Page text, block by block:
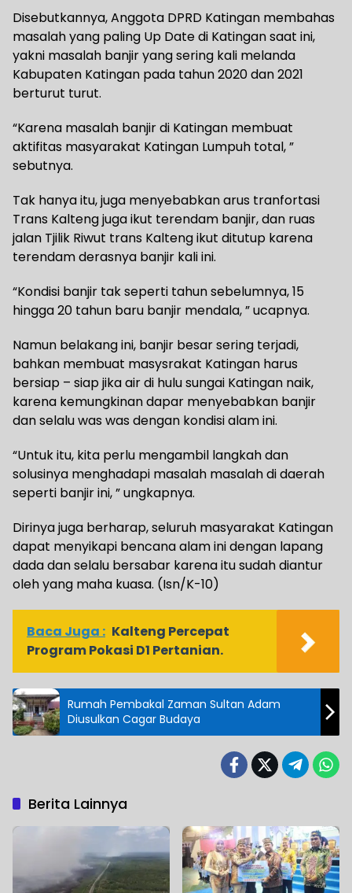
Disebutkannya, Anggota DPRD Katingan membahas
masalah yang paling Up Date di Katingan saat ini,
yakni masalah banjir yang sering kali melanda
Kabupaten Katingan pada tahun 2020 dan 2021
berturut turut.
“Karena masalah banjir di Katingan membuat
aktifitas masyarakat Katingan Lumpuh total, ”
sebutnya.
Tak hanya itu, juga menyebabkan arus tranfortasi
Trans Kalteng juga ikut terendam banjir, dan ruas
jalan Tjilik Riwut trans Kalteng ikut ditutup karena
terendam derasnya banjir kali ini.
“Kondisi banjir tak seperti tahun sebelumnya, 15
hingga 20 tahun baru banjir mendala, ” ucapnya.
Namun belakang ini, banjir besar sering terjadi,
bahkan membuat masysrakat Katingan harus
bersiap – siap jika air di hulu sungai Katingan naik,
karena kemungkinan dapar menyebabkan banjir
dan selalu was was dengan kondisi alam ini.
“Untuk itu, kita perlu mengambil langkah dan
solusinya menghadapi masalah masalah di daerah
seperti banjir ini, ” ungkapnya.
Dirinya juga berharap, seluruh masyarakat Katingan
dapat menyikapi bencana alam ini dengan lapang
dada dan selalu bersabar karena itu sudah diantur
oleh yang maha kuasa. (Isn/K-10)
Baca Juga : Kalteng Percepat
Program Pokasi D1 Pertanian.
Rumah Pembakal Zaman Sultan Adam
Diusulkan Cagar Budaya
Berita Lainnya